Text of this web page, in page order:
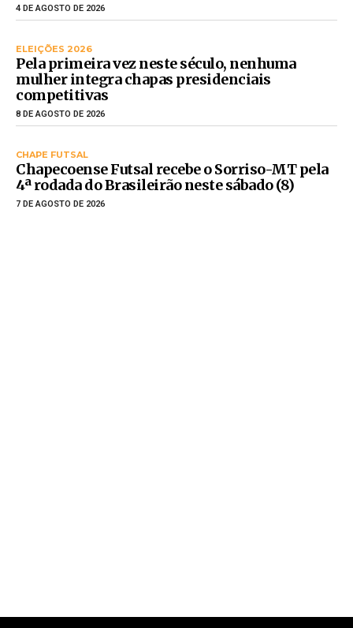
4 DE AGOSTO DE 2026
ELEIÇÕES 2026
Pela primeira vez neste século, nenhuma
mulher integra chapas presidenciais
competitivas
8 DE AGOSTO DE 2026
CHAPE FUTSAL
Chapecoense Futsal recebe o Sorriso-MT pela
4ª rodada do Brasileirão neste sábado (8)
7 DE AGOSTO DE 2026